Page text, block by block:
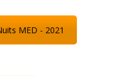
MED - 2021